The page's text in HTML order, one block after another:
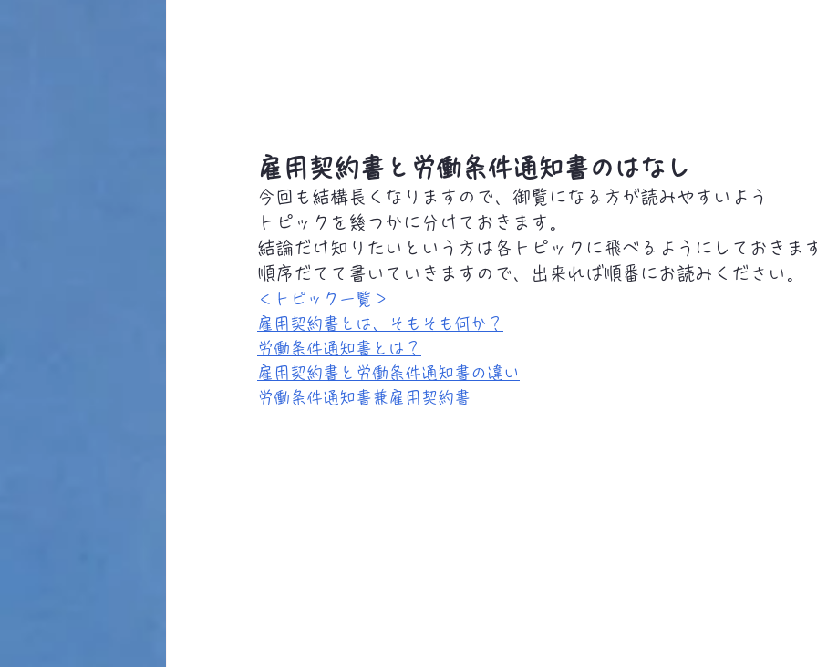
雇用契約書と労働条件通知書のはなし
今回も結構長くなりますので、御覧になる方が読みやすいよう
トピックを幾つかに分けておきます。
結論だけ知りたいという方は各トピックに飛べるようにしておきま
順序だてて書いていきますので、出来れば順番にお読みください。
＜トピック一覧＞
雇用契約書とは、そもそも何か？
労働条件通知書とは？
雇用契約書と労働条件通知書の違い
労働条件通知書兼雇用契約書